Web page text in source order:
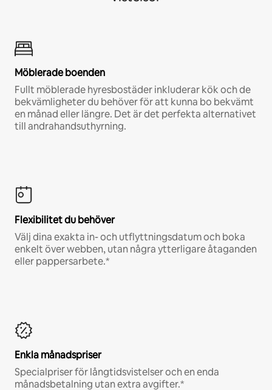
Möblerade boenden
Fullt möblerade hyresbostäder inkluderar kök och de
bekvämligheter du behöver för att kunna bo bekvämt
en månad eller längre. Det är det perfekta alternativet
till andrahandsuthyrning.
Flexibilitet du behöver
Välj dina exakta in- och utflyttningsdatum och boka
enkelt över webben, utan några ytterligare åtaganden
eller pappersarbete.*
Enkla månadspriser
Specialpriser för långtidsvistelser och en enda
månadsbetalning utan extra avgifter.*